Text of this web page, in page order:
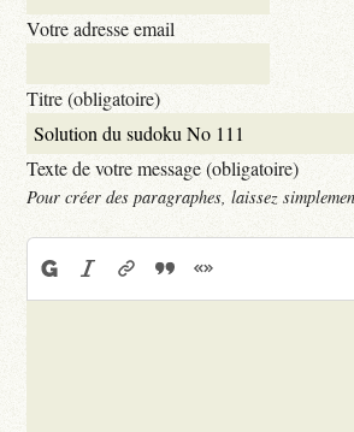
Votre adresse email
Titre (obligatoire)
Texte de votre message (obligatoire)
Pour créer des paragraphes, laissez